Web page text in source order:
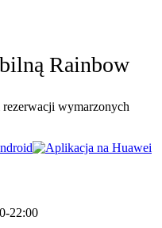
Rainbow
rezerwacji wymarzonych
22:00